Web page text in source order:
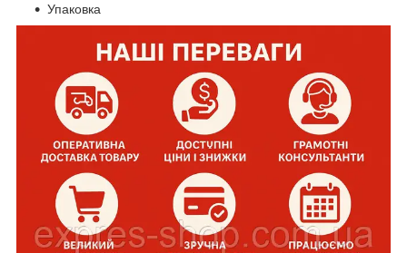
Упаковка